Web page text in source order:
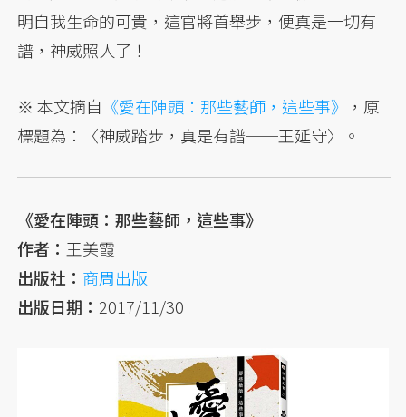
明自我生命的可貴，這官將首舉步，便真是一切有
譜，神威照人了！
※ 本文摘自 《愛在陣頭：那些藝師，這些事》
，原
標題為：〈神威踏步，真是有譜──王延守〉。
《愛在陣頭：那些藝師，這些事》
作者： 王美霞
出版社： 商周出版
出版日期： 2017/11/30